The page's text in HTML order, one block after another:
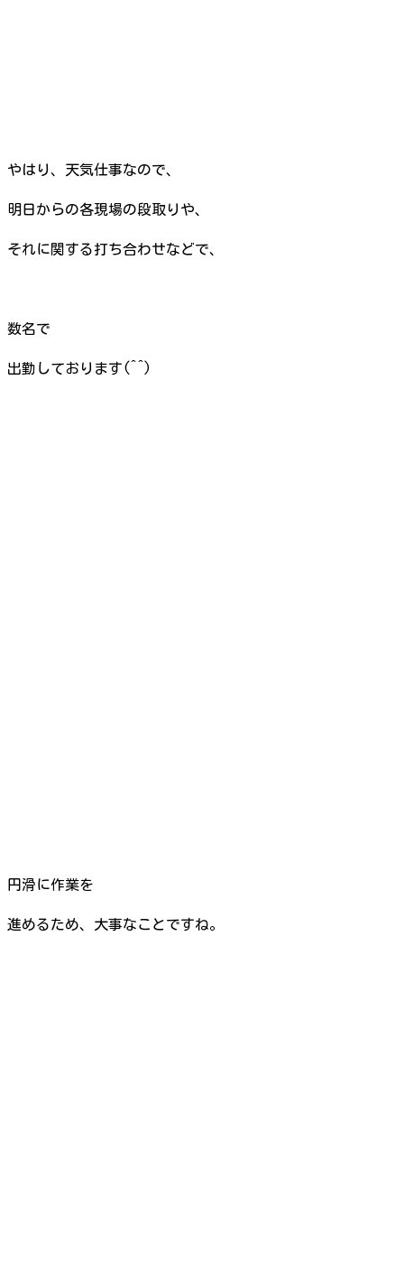
やはり、天気仕事なので、
明日からの各現場の段取りや、
それに関する打ち合わせなどで、
数名で
出勤しております(^^)
円滑に作業を
進めるため、大事なことですね。